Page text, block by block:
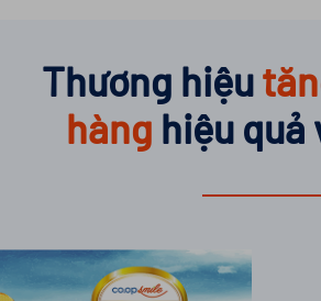
Thương hiệu
hàng hiệu quả